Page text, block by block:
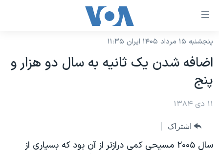
لینکهای
دسترسی
جهش
محتوای
اصلی
جهش
صفحه
اصلی
نسخه سبک وب‌سایت
موضوع ها
ایران
آمریکا
جهان
برنامه های تلویزیونی
جدول برنامه ها
صفحه‌های ویژه
پنجشنبه ۱۵ مرداد ۱۴۰۵ ایران ۱۱:۳۵
اضافه شدن يک ثانيه به سال دو هزار و
پنج
۱۱ دی ۱۳۸۴
اشتراک
سال ۲۰۰۵ مسيحی کمی درازتر از آن بود که بسياری از